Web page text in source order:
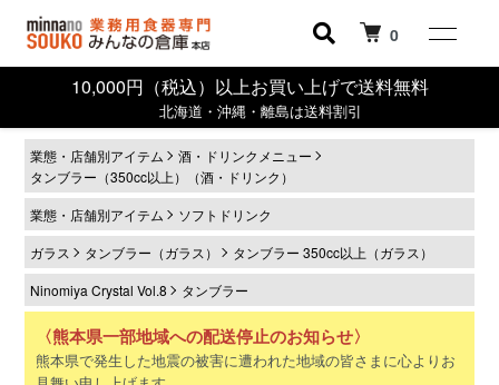
0
10,000円（税込）以上お買い上げで送料無料
北海道・沖縄・離島は送料割引
業態・店舗別アイテム
酒・ドリンクメニュー
タンブラー（350cc以上）（酒・ドリンク）
業態・店舗別アイテム
ソフトドリンク
ガラス
タンブラー（ガラス）
タンブラー 350cc以上（ガラス）
Ninomiya Crystal Vol.8
タンブラー
〈熊本県一部地域への配送停止のお知らせ〉
熊本県で発生した地震の被害に遭われた地域の皆さまに心よりお